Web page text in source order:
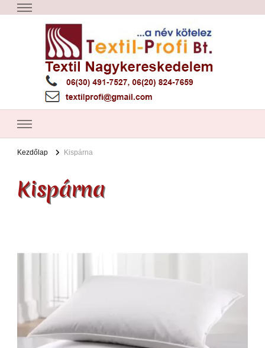
Textil Győr
Textil nagykereskedelem – Győr
Kezdőlap Kispárna
Kispárna